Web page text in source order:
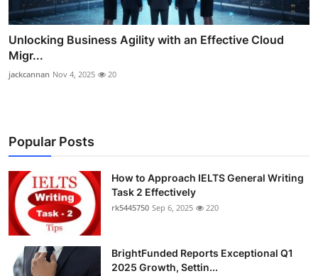
Unlocking Business Agility with an Effective Cloud
Migr...
jackcannan Nov 4, 2025 20
Popular Posts
How to Approach IELTS General Writing
Task 2 Effectively
rk5445750 Sep 6, 2025 220
BrightFunded Reports Exceptional Q1
2025 Growth, Settin...